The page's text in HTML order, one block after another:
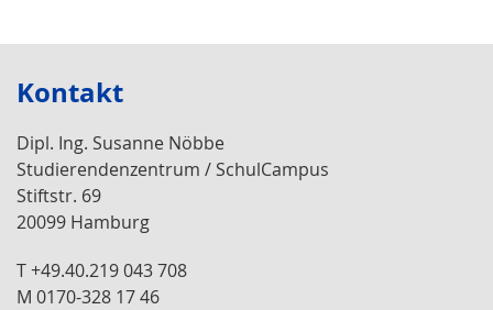
Kontakt
Dipl. Ing. Susanne Nöbbe
Studierendenzentrum / SchulCampus
Stiftstr. 69
20099 Hamburg
T +49.40.219 043 708
M 0170-328 17 46